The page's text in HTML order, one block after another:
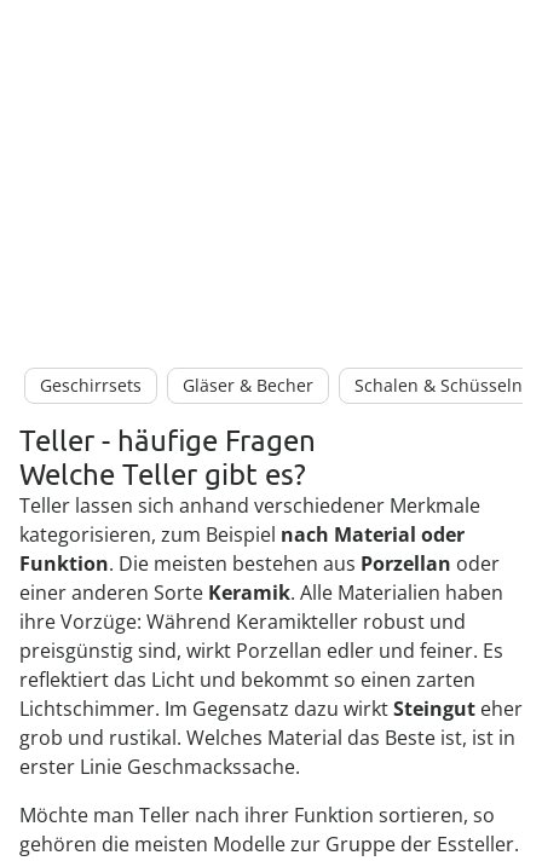
Geschirrsets Gläser & Becher Schalen & Schüsseln
Teller - häufige Fragen
Welche Teller gibt es?
Teller lassen sich anhand verschiedener Merkmale
kategorisieren, zum Beispiel nach Material oder
Funktion. Die meisten bestehen aus Porzellan oder
einer anderen Sorte Keramik. Alle Materialien haben
ihre Vorzüge: Während Keramikteller robust und
preisgünstig sind, wirkt Porzellan edler und feiner. Es
reflektiert das Licht und bekommt so einen zarten
Lichtschimmer. Im Gegensatz dazu wirktSteingut eher
grob und rustikal. Welches Material das Beste ist, ist in
erster Linie Geschmackssache.
Möchte man Teller nach ihrer Funktion sortieren, so
gehören die meisten Modelle zur Gruppe der Essteller.